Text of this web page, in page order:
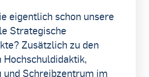
eigentlich schon unsere
Strategische
Zusätzlich zu den
Hochschuldidaktik,
und Schreibzentrum im